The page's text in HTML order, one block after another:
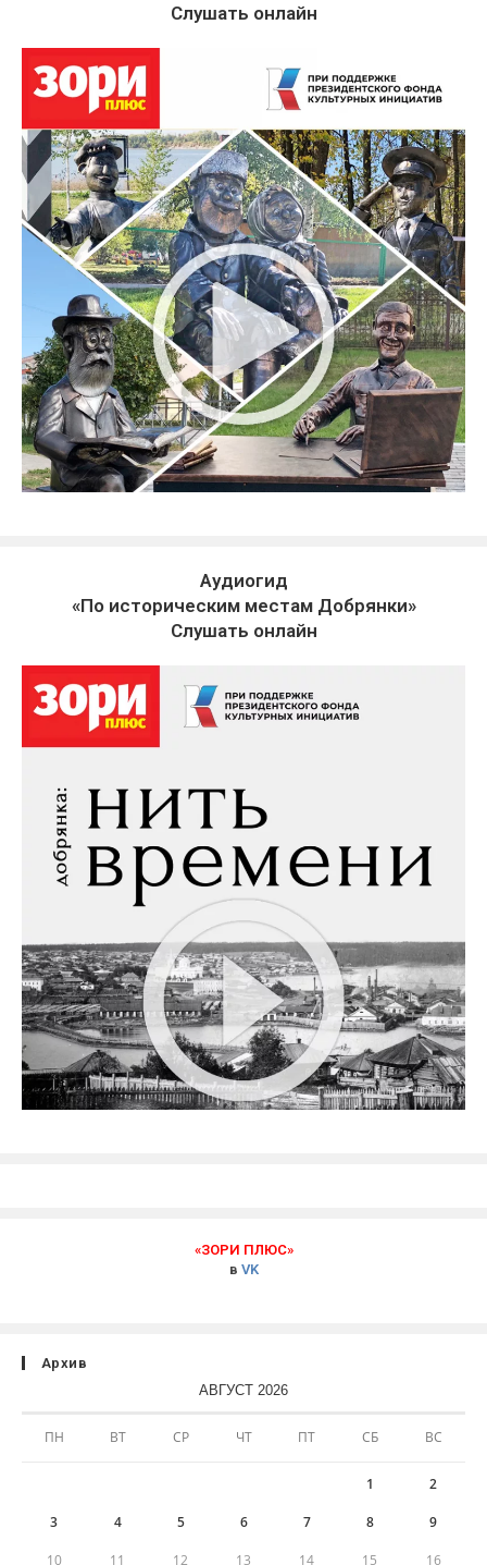
Слушать онлайн
Аудиогид
«По историческим местам Добрянки»
Слушать онлайн
«ЗОРИ ПЛЮС»
в VK
Архив
АВГУСТ 2026
ПН ВТ СР ЧТ ПТ СБ ВС
1 2
3 4 5 6 7 8 9
10 11 12 13 14 15 16